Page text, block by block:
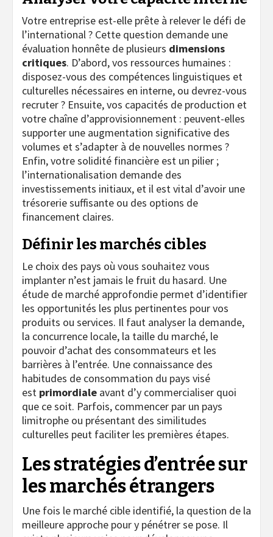
Votre entreprise est-elle prête à relever le défi de
l’international ? Cette question demande une
évaluation honnête de plusieurs dimensions
critiques. D’abord, vos ressources humaines :
disposez-vous des compétences linguistiques et
culturelles nécessaires en interne, ou devrez-vous
recruter ? Ensuite, vos capacités de production et
votre chaîne d’approvisionnement : peuvent-elles
supporter une augmentation significative des
volumes et s’adapter à de nouvelles normes ?
Enfin, votre solidité financière est un pilier ;
l’internationalisation demande des
investissements initiaux, et il est vital d’avoir une
trésorerie suffisante ou des options de
financement claires.
Définir les marchés cibles
Le choix des pays où vous souhaitez vous
implanter n’est jamais le fruit du hasard. Une
étude de marché approfondie permet d’identifier
les opportunités les plus pertinentes pour vos
produits ou services. Il faut analyser la demande,
la concurrence locale, la taille du marché, le
pouvoir d’achat des consommateurs et les
barrières à l’entrée. Une connaissance des
habitudes de consommation du pays visé
est primordiale avant d’y commercialiser quoi
que ce soit. Parfois, commencer par un pays
limitrophe ou présentant des similitudes
culturelles peut faciliter les premières étapes.
Les stratégies d’entrée sur
les marchés étrangers
Une fois le marché cible identifié, la question de la
meilleure approche pour y pénétrer se pose. Il